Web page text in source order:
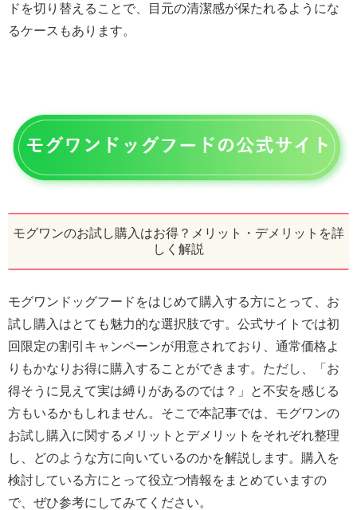
ドを切り替えることで、目元の清潔感が保たれるようにな
るケースもあります。
モグワンのお試し購入はお得？メリット・デメリットを詳
しく解説
モグワンドッグフードをはじめて購入する方にとって、お
試し購入はとても魅力的な選択肢です。公式サイトでは初
回限定の割引キャンペーンが用意されており、通常価格よ
りもかなりお得に購入することができます。ただし、「お
得そうに見えて実は縛りがあるのでは？」と不安を感じる
方もいるかもしれません。そこで本記事では、モグワンの
お試し購入に関するメリットとデメリットをそれぞれ整理
し、どのような方に向いているのかを解説します。購入を
検討している方にとって役立つ情報をまとめていますの
で、ぜひ参考にしてみてください。